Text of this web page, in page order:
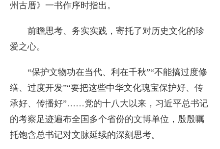
州古厝》一书作序时指出。
前瞻思考、务实实践，寄托了对历史文化的珍
爱之心。
“保护文物功在当代、利在千秋”“不能搞过度修
缮、过度开发”“要把这些中华文化瑰宝保护好、传
承好、传播好”……党的十八大以来，习近平总书记
的考察足迹遍布全国多个省份的文博单位，殷殷嘱
托饱含总书记对文脉延续的深刻思考。